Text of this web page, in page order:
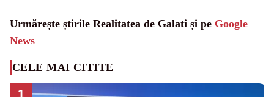
Urmărește știrile Realitatea de Galati și pe Google
News
CELE MAI CITITE
1